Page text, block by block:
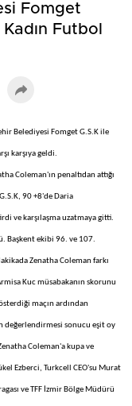
Fomget
Futbol
Belediyesi Fomget G.S.K ile
karşıya geldi.
Coleman'ın penaltıdan attığı
90 +8'de Daria
ve karşılaşma uzatmaya gitti.
Başkent ekibi 96. ve 107.
Zenatha Coleman farkı
Kuc müsabakanın skorunu
maçın ardından
değerlendirmesi sonucu eşit oy
Coleman'a kupa ve
Ezberci, Turkcell CEO'su Murat
ve TFF İzmir Bölge Müdürü